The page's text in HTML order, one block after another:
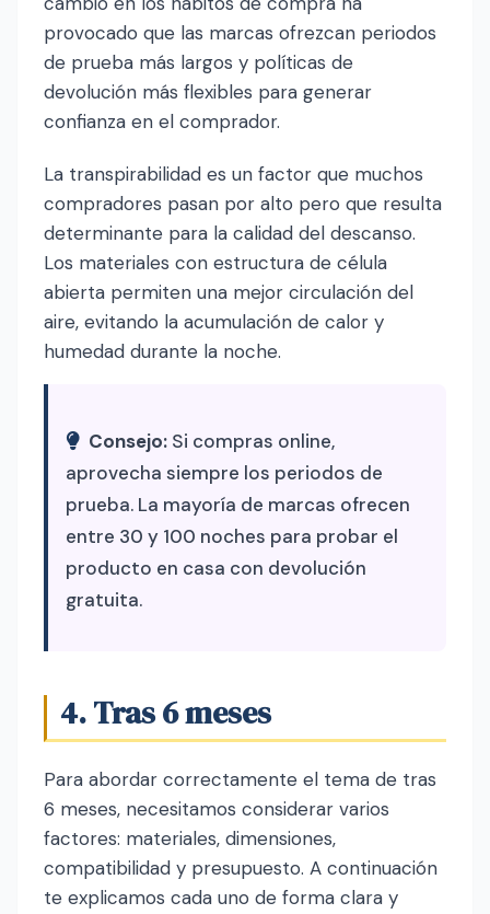
provocado que las marcas ofrezcan periodos
de prueba más largos y políticas de
devolución más flexibles para generar
confianza en el comprador.
La transpirabilidad es un factor que muchos
compradores pasan por alto pero que resulta
determinante para la calidad del descanso.
Los materiales con estructura de célula
abierta permiten una mejor circulación del
aire, evitando la acumulación de calor y
humedad durante la noche.
Consejo: Si compras online,
aprovecha siempre los periodos de
prueba. La mayoría de marcas ofrecen
entre 30 y 100 noches para probar el
producto en casa con devolución
gratuita.
4. Tras 6 meses
Para abordar correctamente el tema de tras
6 meses, necesitamos considerar varios
factores: materiales, dimensiones,
compatibilidad y presupuesto. A continuación
te explicamos cada uno de forma clara y